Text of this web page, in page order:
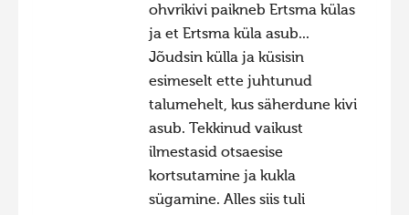
ohvrikivi paikneb Ertsma külas
ja et Ertsma küla asub...
Jõudsin külla ja küsisin
esimeselt ette juhtunud
talumehelt, kus säherdune kivi
asub. Tekkinud vaikust
ilmestasid otsaesise
kortsutamine ja kukla
sügamine. Alles siis tuli